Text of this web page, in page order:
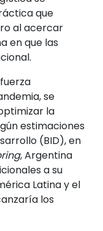
que
al acercar
en que las
se
la
estimaciones
(BID), en
, Argentina
a su
Latina y el
los